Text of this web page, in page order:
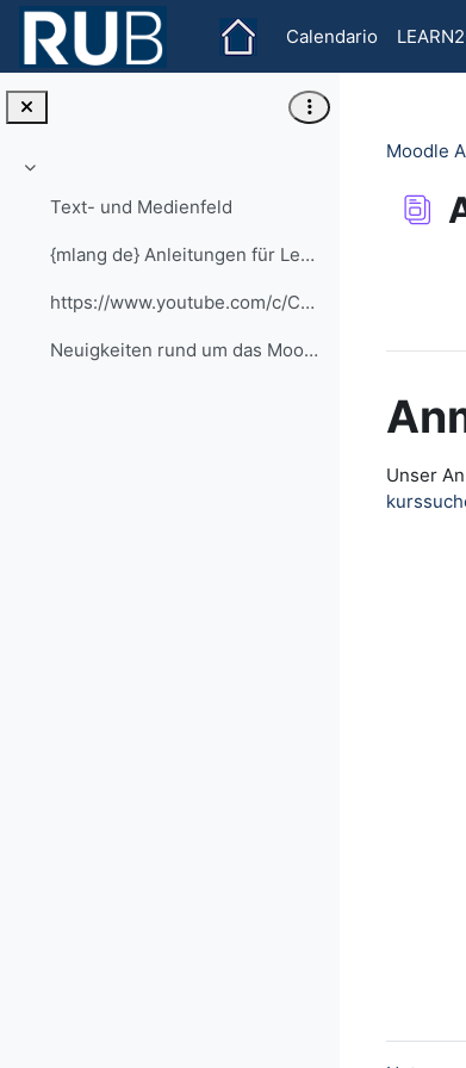
Vai al contenuto principale
Calendario
Minimizza
Text- und Medienfeld
{mlang de} Anleitungen für Lehrende alle Anleitung...
https://www.youtube.com/c/CaptainMoodle
Neuigkeiten rund um das Moodle an der RUB
Moodle
Unser